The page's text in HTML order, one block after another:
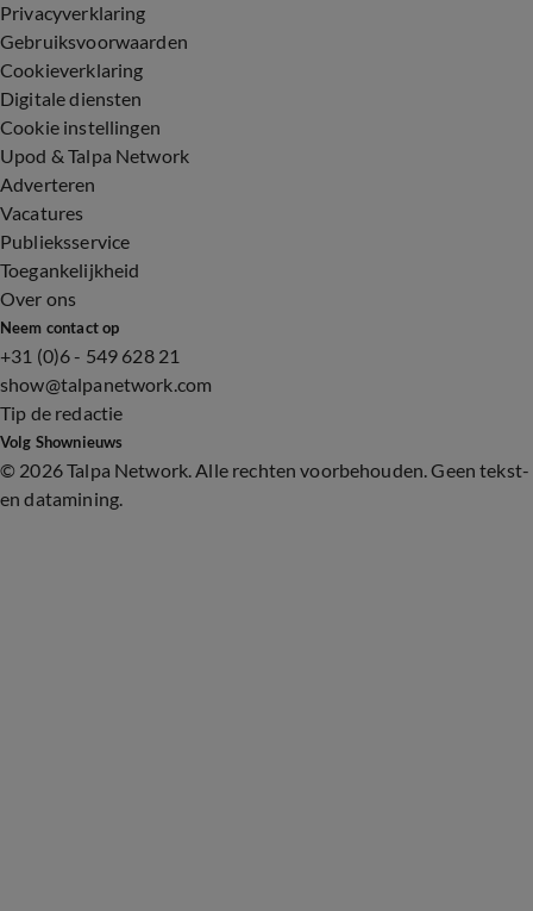
Privacyverklaring
Gebruiksvoorwaarden
Cookieverklaring
Digitale diensten
Cookie instellingen
Upod & Talpa Network
Adverteren
Vacatures
Publieksservice
Toegankelijkheid
Over ons
Neem contact op
+31 (0)6 - 549 628 21
show@talpanetwork.com
Tip de redactie
Volg Shownieuws
© 2026 Talpa Network. Alle rechten voorbehouden. Geen tekst-
en datamining.